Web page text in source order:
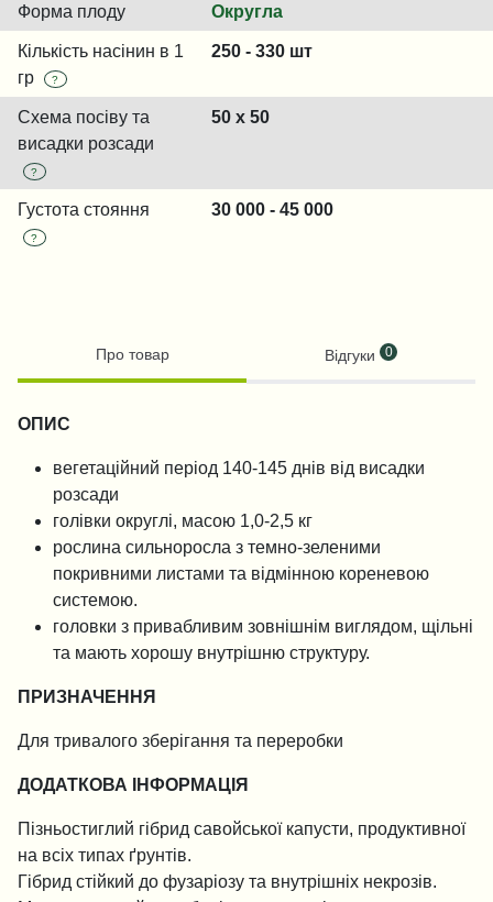
Форма плоду Округла
Кількість насінин в 1
гр
?
250 - 330 шт
Схема посіву та
висадки розсади
?
50 х 50
Густота стояння
?
30 000 - 45 000
Про товар Відгуки 0
ОПИС
вегетаційний період 140-145 днів від висадки
розсади
голівки округлі, масою 1,0-2,5 кг
рослина сильноросла з темно-зеленими
покривними листами та відмінною кореневою
системою.
головки з привабливим зовнішнім виглядом, щільні
та мають хорошу внутрішню структуру.
ПРИЗНАЧЕННЯ
Для тривалого зберігання та переробки
ДОДАТКОВА ІНФОРМАЦІЯ
Пізньостиглий гібрид савойської капусти, продуктивної
на всіх типах ґрунтів.
Гібрид стійкий до фузаріозу та внутрішніх некрозів.